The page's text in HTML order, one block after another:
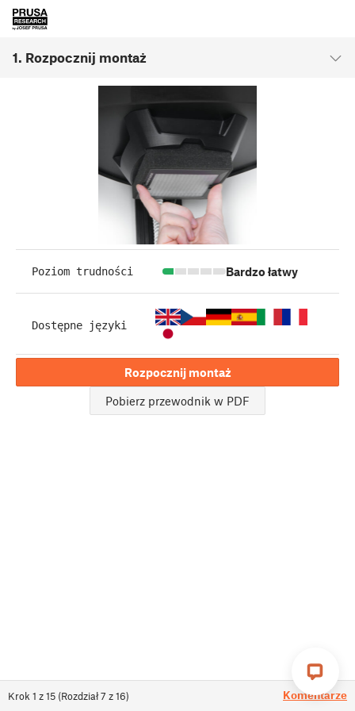
1. Rozpocznij montaż
Krok 1 z15 (Rozdział7 z16) Komentarze
Poziom trudności Bardzo łatwy
Dostępne języki
Rozpocznij montaż
Pobierz przewodnik w PDF